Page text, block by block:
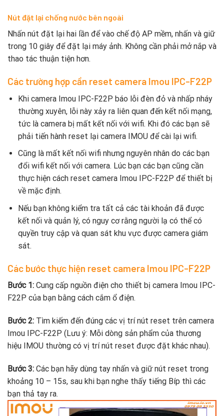
Nút đặt lại chống nước bên ngoài
Nhấn nút đặt lại hai lần để vào chế độ AP mềm, nhấn và giữ
trong 10 giây để đặt lại máy ảnh. Không cần phải mở nắp và
thao tác thuận tiện hơn.
Các trường hợp cần reset camera Imou IPC-F22P
Khi camera Imou IPC-F22P báo lỗi đèn đỏ và nhấp nháy
thường xuyên, lỗi này xảy ra liên quan đến kết nối mạng,
tức là camera bị mất kết nối với wifi. Khi đó các bạn sẽ
phải tiến hành reset lại camera IMOU để cài lại wifi.
Cũng là mất kết nối wifi nhưng nguyên nhân do các bạn
đổi wifi kết nối với camera. Lúc bạn các bạn cũng cần
thực hiện cách reset camera Imou IPC-F22P để thiết bị
về mặc định.
Nếu bạn không kiểm tra tất cả các tài khoản đã được
kết nối và quản lý, có nguy cơ rằng người lạ có thể có
quyền truy cập và quan sát khu vực được camera giám
sát.
Các bước thực hiện reset camera Imou IPC-F22P
Bước 1: Cung cấp nguồn điện cho thiết bị camera Imou IPC-
F22P của bạn bằng cách cắm ổ điện.
Bước 2: Tìm kiếm đến đúng các vị trí nút reset trên camera
Imou IPC-F22P (Lưu ý: Mỗi dòng sản phẩm của thương
hiệu IMOU thường có vị trí nút reset được đặt khác nhau).
Bước 3: Các bạn hãy dùng tay nhấn và giữ nút reset trong
khoảng 10 – 15s, sau khi bạn nghe thấy tiếng Bíp thì các
bạn thả tay ra.